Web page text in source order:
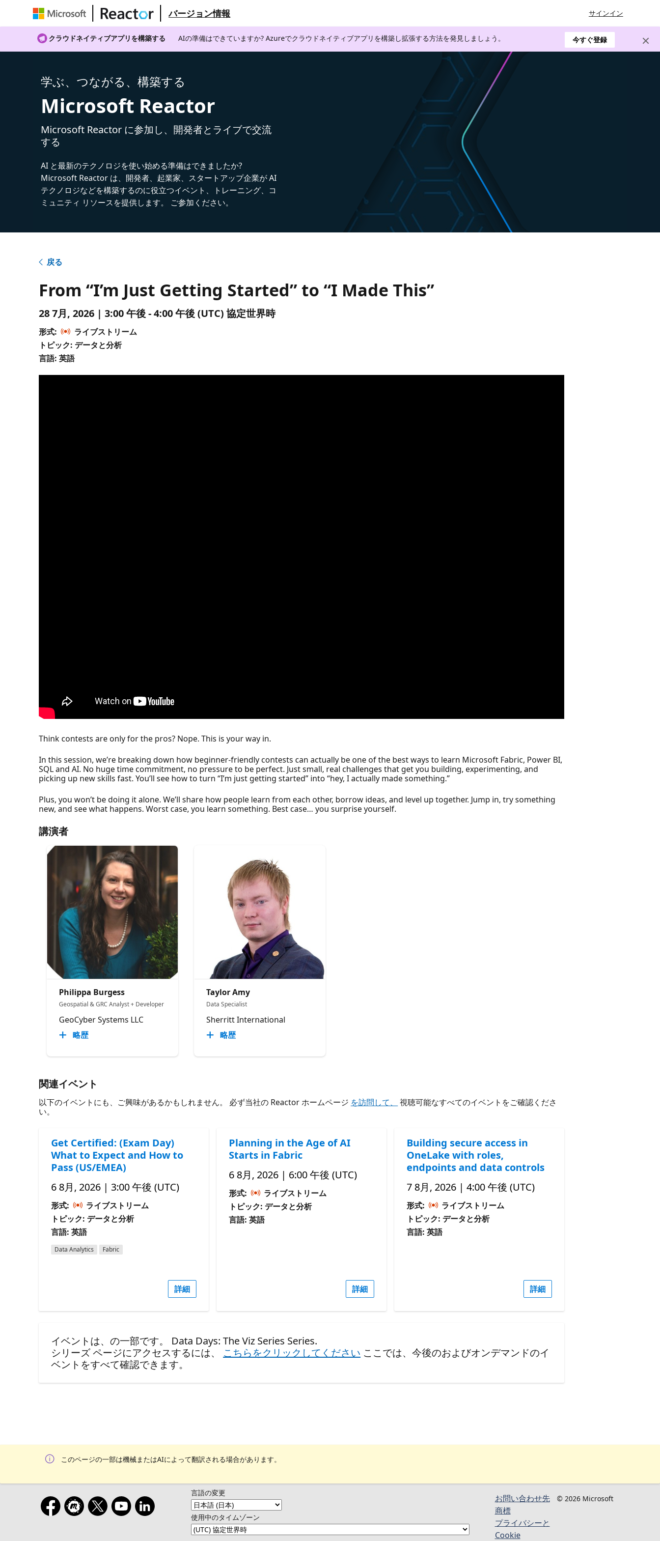
バージョン情報 サインイン
クラウドネイティブアプリを構築する AIの準備はできていますか? Azureでクラウドネイティブアプリを構築し拡張する方法を発見しましょう。 今すぐ登録
学ぶ、つながる、構築する
Microsoft Reactor
Microsoft Reactor に参加し、開発者とライブで交流
する
AI と最新のテクノロジを使い始める準備はできましたか?
Microsoft Reactor は、開発者、起業家、スタートアップ企業が AI
テクノロジなどを構築するのに役立つイベント、トレーニング、コ
ミュニティ リソースを提供します。 ご参加ください。
戻る
From “I’m Just Getting Started” to “I Made This”
28 7月, 2026 | 3:00 午後 - 4:00 午後 (UTC) 協定世界時
形式:
ライブストリーム
トピック: データと分析
言語: 英語
Think contests are only for the pros? Nope. This is your way in.
In this session, we’re breaking down how beginner-friendly contests can actually be one of the best ways to learn Microsoft Fabric, Power BI,
SQL and AI. No huge time commitment, no pressure to be perfect. Just small, real challenges that get you building, experimenting, and
picking up new skills fast. You’ll see how to turn “I’m just getting started” into “hey, I actually made something.”
Plus, you won’t be doing it alone. We’ll share how people learn from each other, borrow ideas, and level up together. Jump in, try something
new, and see what happens. Worst case, you learn something. Best case… you surprise yourself.
講演者
Philippa Burgess
Geospatial & GRC Analyst + Developer
GeoCyber Systems LLC
略歴
Taylor Amy
Data Specialist
Sherritt International
略歴
関連イベント
以下のイベントにも、ご興味があるかもしれません。 必ず当社の Reactor ホームページ を訪問して、
視聴可能なすべてのイベントをご確認くださ
い。
Get Certified: (Exam Day)
What to Expect and How to
Pass (US/EMEA)
6 8月, 2026 | 3:00 午後 (UTC)
形式:
ライブストリーム
トピック: データと分析
言語: 英語
Data Analytics Fabric
詳細
Planning in the Age of AI
Starts in Fabric
6 8月, 2026 | 6:00 午後 (UTC)
形式:
ライブストリーム
トピック: データと分析
言語: 英語
詳細
Building secure access in
OneLake with roles,
endpoints and data controls
7 8月, 2026 | 4:00 午後 (UTC)
形式:
ライブストリーム
トピック: データと分析
言語: 英語
詳細
イベントは、の一部です。 Data Days: The Viz Series Series.
シリーズ ページにアクセスするには、 こちらをクリックしてください ここでは、今後のおよびオンデマンドのイ
ベントをすべて確認できます。
このページの一部は機械またはAIによって翻訳される場合があります。
言語の変更
使用中のタイムゾーン
お問い合わせ先
商標
プライバシーと
Cookie
© 2026 Microsoft